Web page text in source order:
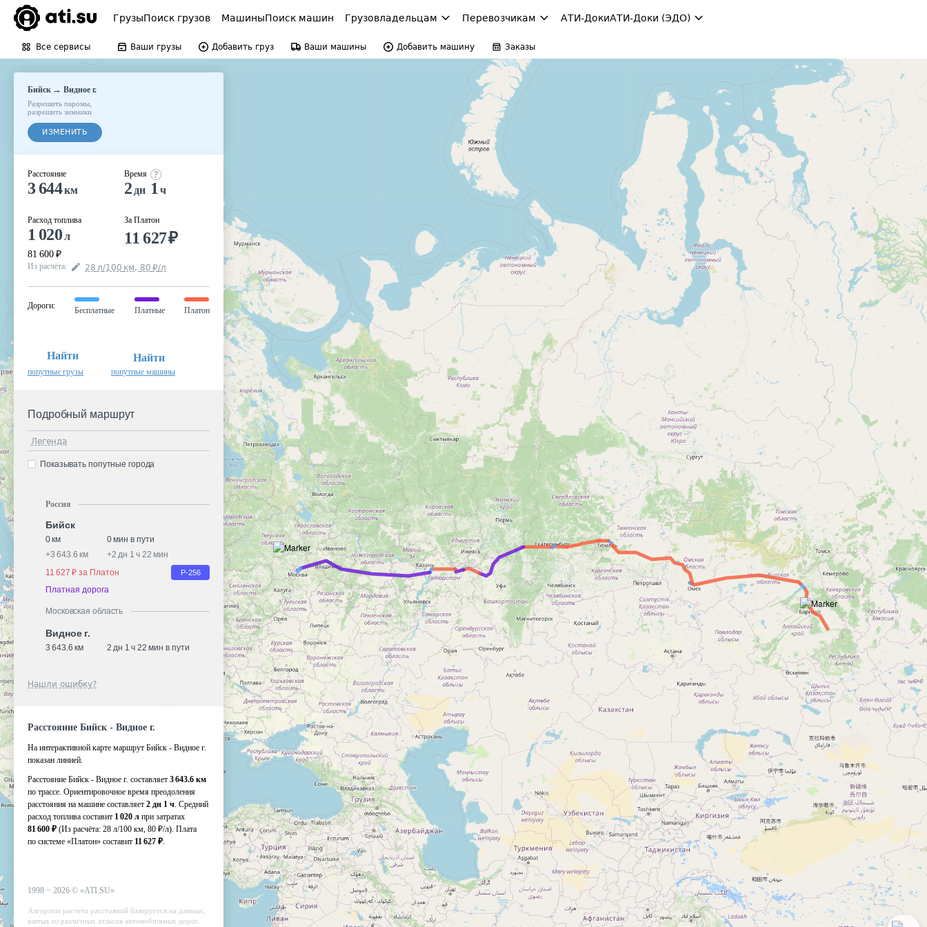
ГрузыПоиск грузов МашиныПоиск машин Грузовладельцам Перевозчикам АТИ-ДокиАТИ-Доки (ЭДО)
Все сервисы Ваши грузы Добавить груз Ваши машины Добавить машину Заказы
Бийск→Видное г.
Разрешить паромы
разрешить зимники
ИЗМЕНИТЬ
Расстояние
3 644км
Расход топлива
1 020л
81 600 ₽
Время
2 дн 1 ч
За Платон
11 627₽
Из расчёта: 28 л/100 км, 80 ₽/л
Дороги:
Бесплатные Платные Платон
Найти
попутные грузы
Найти
попутные машины
Подробный маршрут
Легенда
Показывать попутные города
Россия
Бийск
0 км
0 мин в пути
+3 643.6 км +2 дн 1 ч 22 мин
11 627 ₽ за Платон
Р-256
Платная дорога
Московская область
Видное г.
3 643.6 км 2 дн 1 ч 22 мин в пути
Нашли ошибку?
Расстояние Бийск - Видное г.
На интерактивной карте маршрут Бийск - Видное г.
показан линией.
Расстояние Бийск - Видное г. составляет 3 643.6 км
по трассе. Ориентировочное время преодоления
расстояния на машине составляет 2 дн 1 ч. Средний
расход топлива составит 1 020 л при затратах
81 600 ₽ (Из расчёта: 28 л/100 км, 80 ₽/л). Плата
по системе «Платон» составит 11 627 ₽.
1998 − 2026 © «ATI.SU»
Алгоритм расчета расстояний базируется на данных,
взятых из различных атласов автомобильных дорог.